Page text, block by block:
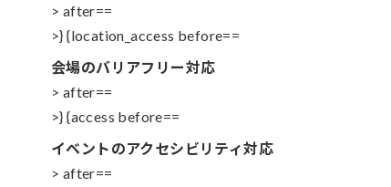
> after==
>} {location_access before==
会場のバリアフリー対応
> after==
>} {access before==
イベントのアクセシビリティ対応
> after==